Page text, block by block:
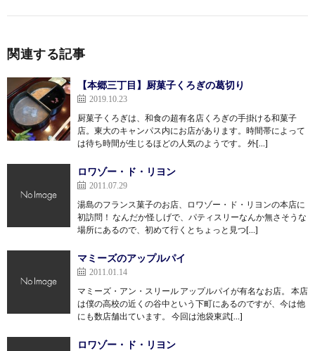
関連する記事
【本郷三丁目】厨菓子くろぎの葛切り
2019.10.23
厨菓子くろぎは、和食の超有名店くろぎの手掛ける和菓子
店。東大のキャンパス内にお店があります。時間帯によって
は待ち時間が生じるほどの人気のようです。 外[…]
ロワゾー・ド・リヨン
2011.07.29
湯島のフランス菓子のお店、ロワゾー・ド・リヨンの本店に
初訪問！ なんだか怪しげで、パティスリーなんか無さそうな
場所にあるので、初めて行くとちょっと見つ[…]
マミーズのアップルパイ
2011.01.14
マミーズ・アン・スリール アップルパイが有名なお店。 本店
は僕の高校の近くの谷中という下町にあるのですが、今は他
にも数店舗出ています。 今回は池袋東武[…]
ロワゾー・ド・リヨン